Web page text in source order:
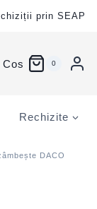
prin SEAP
Cos 0
Rechizite
DACO